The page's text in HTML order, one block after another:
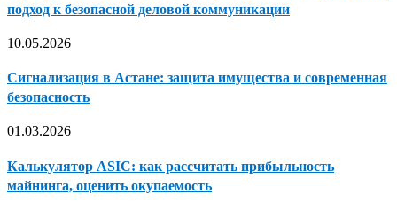
подход к безопасной деловой коммуникации
10.05.2026
Сигнализация в Астане: защита имущества и современная
безопасность
01.03.2026
Калькулятор ASIC: как рассчитать прибыльность
майнинга, оценить окупаемость